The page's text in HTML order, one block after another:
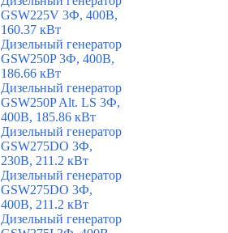
GSW225V 3Ф, 400В,
160.37 кВт
Дизельный генератор
GSW250P 3Ф, 400В,
186.66 кВт
Дизельный генератор
GSW250P Alt. LS 3Ф,
400В, 185.86 кВт
Дизельный генератор
GSW275DO 3Ф,
230В, 211.2 кВт
Дизельный генератор
GSW275DO 3Ф,
400В, 211.2 кВт
Дизельный генератор